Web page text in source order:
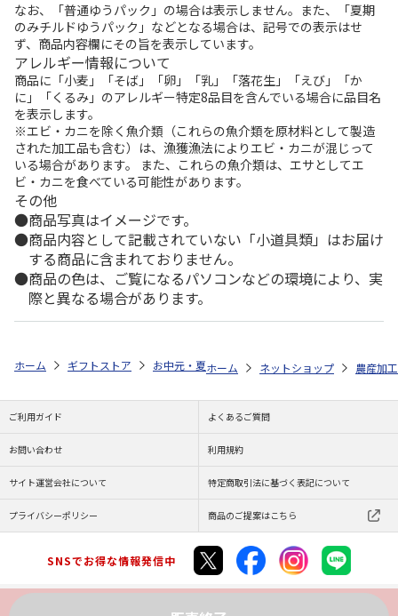
なお、「普通ゆうパック」の場合は表示しません。また、「夏期
のみチルドゆうパック」などとなる場合は、記号での表示はせ
ず、商品内容欄にその旨を表示しています。
アレルギー情報について
商品に「小麦」「そば」「卵」「乳」「落花生」「えび」「か
に」「くるみ」のアレルギー特定8品目を含んでいる場合に品目名
を表示します。
※エビ・カニを除く魚介類（これらの魚介類を原材料として製造
された加工品も含む）は、漁獲漁法によりエビ・カニが混じって
いる場合があります。 また、これらの魚介類は、エサとしてエ
ビ・カニを食べている可能性があります。
その他
商品写真はイメージです。
商品内容として記載されていない「小道具類」はお届け
する商品に含まれておりません。
商品の色は、ご覧になるパソコンなどの環境により、実
際と異なる場合があります。
ホーム ギフトストア お中元・夏ギフト特集 2026 ゆうゆうギフト
ホーム ネットショップ 農産加
ご利用ガイド よくあるご質問
お問い合わせ 利用規約
サイト運営会社について 特定商取引法に基づく表記について
プライバシーポリシー 商品のご提案はこちら
SNSでお得な情報発信中